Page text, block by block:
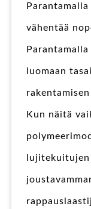
vähentää
luomaan
Kun näitä